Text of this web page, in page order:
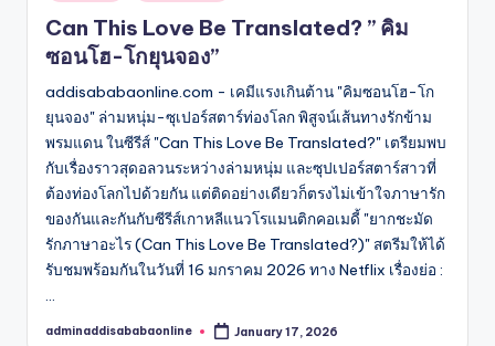
in
Can This Love Be Translated? ” คิม
ซอนโฮ-โกยุนจอง”
addisababaonline.com - เคมีแรงเกินต้าน "คิมซอนโฮ-โก
ยุนจอง" ล่ามหนุ่ม-ซุเปอร์สตาร์ท่องโลก พิสูจน์เส้นทางรักข้าม
พรมแดน ในซีรีส์ "Can This Love Be Translated?" เตรียมพบ
กับเรื่องราวสุดอลวนระหว่างล่ามหนุ่ม และซุปเปอร์สตาร์สาวที่
ต้องท่องโลกไปด้วยกัน แต่ติดอย่างเดียวก็ตรงไม่เข้าใจภาษารัก
ของกันและกันกับซีรีส์เกาหลีแนวโรแมนติกคอเมดี้ "ยากชะมัด
รักภาษาอะไร (Can This Love Be Translated?)" สตรีมให้ได้
รับชมพร้อมกันในวันที่ 16 มกราคม 2026 ทาง Netflix เรื่องย่อ :
…
Posted
adminaddisababaonline January 17, 2026